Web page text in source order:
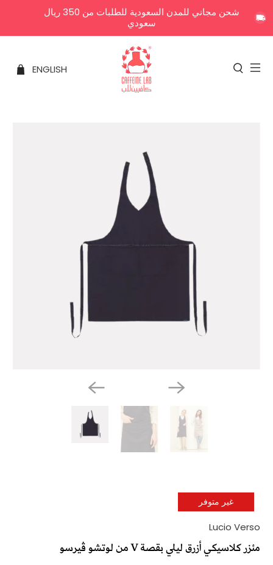
شحن مجاني للمدن السعودية للطلبات من 350 ريال
سعودي
ENGLISH
غير متوفر
Lucio Verso
مئزر كلاسيكي أزرق ليلي بقصة V من لوتشو ڤيرسو